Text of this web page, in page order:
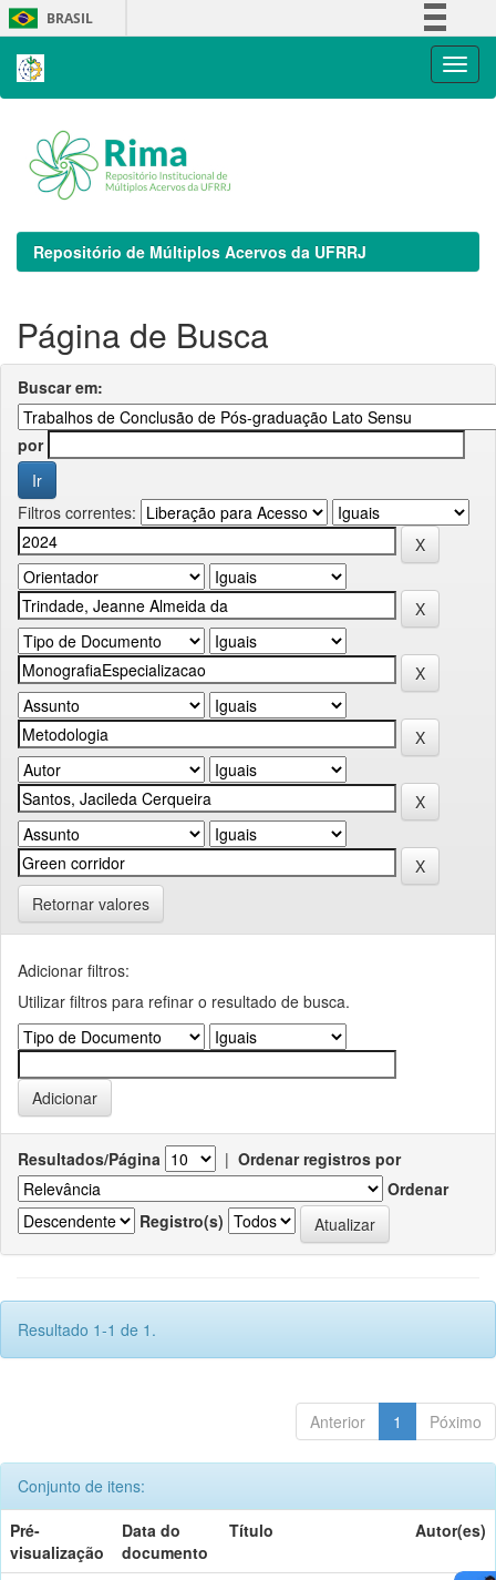
Skip
navigation
BRASIL
Repositório de Múltiplos Acervos da UFRRJ
Página de Busca
Buscar em:
por
Filtros correntes:
Retornar valores
Adicionar filtros:
Utilizar filtros para refinar o resultado de busca.
Resultados/Página | Ordenar registros por
Ordenar
Registro(s)
Resultado 1-1 de 1.
Anterior 1 Póximo
Conjunto de itens:
Pré-
visualização
Data do
documento
Título Autor(es)